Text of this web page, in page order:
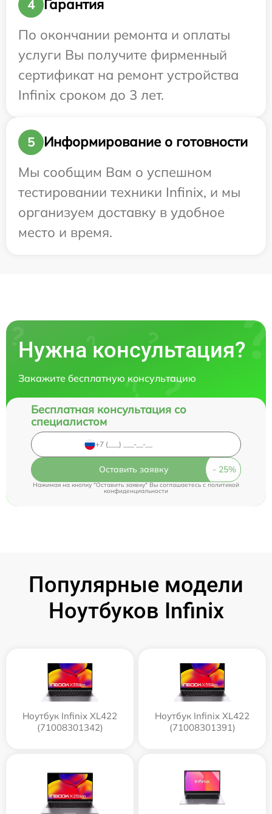
4
Гарантия
По окончании ремонта и оплаты
услуги Вы получите фирменный
сертификат на ремонт устройства
Infinix сроком до 3 лет.
5
Информирование о готовности
Мы сообщим Вам о успешном
тестировании техники Infinix, и мы
организуем доставку в удобное
место и время.
Нужна консультация?
Закажите бесплатную консультацию
Бесплатная консультация со
специалистом
Оставить заявку
Нажимая на кнопку "Оставить заявку" Вы соглашаетесь cполитикой
конфиденциальности
Популярные модели
Ноутбуков Infinix
Ноутбук Infinix XL422
(71008301342)
Ноутбук Infinix XL422
(71008301391)